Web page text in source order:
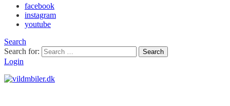
facebook
instagram
youtube
Search
Search for:
Search
Login